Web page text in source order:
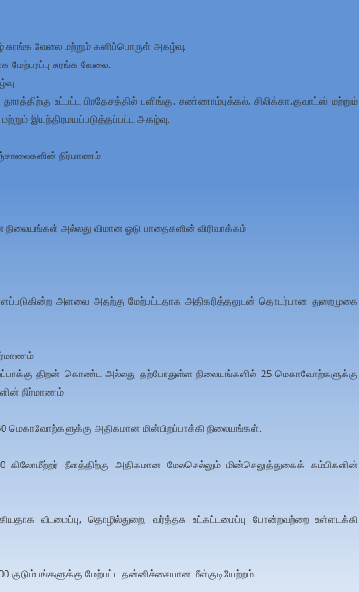
வேலை மற்றும் கனிப்பொருள் அகழ்வு.
மேற்பரப்பு சுரங்க வேலை.
உட்பட்ட பிரதேசத்தில் பளிங்கு, சுண்ணாம்புக்கல், சிலிக்கா,குவாட்ஸ் மற்றும்
இயந்திரமயப்படுத்தப்பட்ட அகழ்வு.
நிர்மாணம்
அல்லது விமான ஓடு பாதைகளின் விரிவாக்கம்
அளவை அதற்கு மேற்பட்டதாக அதிகரித்தலுடன் தொடர்பான துறைமுகை
திறன் கொண்ட அல்லது தற்போதுள்ள நிலையங்களில் 25 மெகாவோற்களுக்கு
நிர்மாணம்
அதிகமான மின்பிறப்பாக்கி நிலையங்கள்.
நீளத்திற்கு அதிகமான மேலசெல்லும் மின்செலுத்துகைக் கம்பிகளின்
வீடமைப்பு, தொழில்துறை, வர்த்தக உட்கட்டமைப்பு போன்றவற்றை உள்ளடக்கி
குடும்பங்களுக்கு மேற்பட்ட தன்னிச்சையான மீள்குடியேற்றம்.